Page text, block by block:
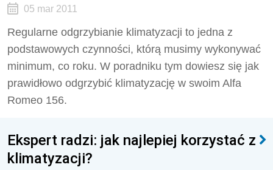
05 mar 2011
Regularne odgrzybianie klimatyzacji to jedna z
podstawowych czynności, którą musimy wykonywać
minimum, co roku. W poradniku tym dowiesz się jak
prawidłowo odgrzybić klimatyzację w swoim Alfa
Romeo 156.
Ekspert radzi: jak najlepiej korzystać z
klimatyzacji?